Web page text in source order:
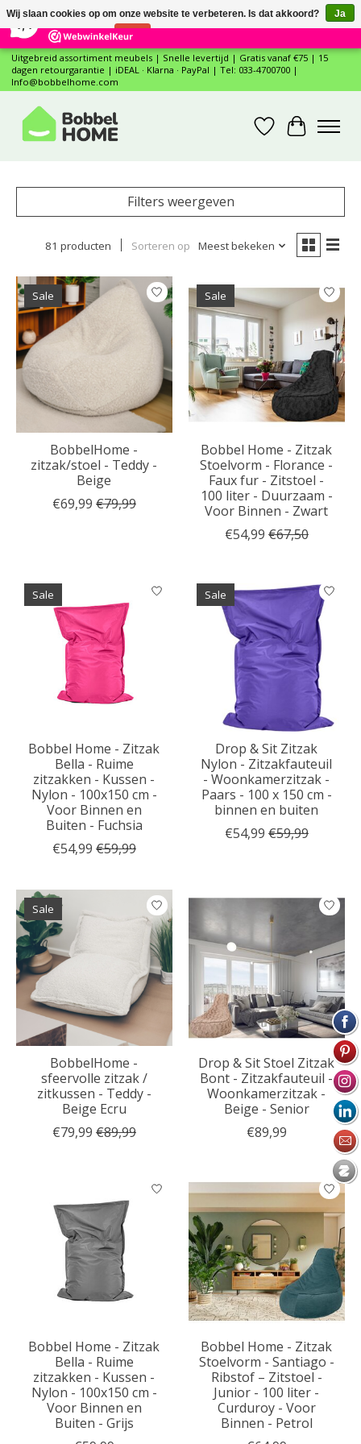
12 Reviews ×
Uitgebreid assortiment meubels | Snelle levertijd | Gratis vanaf €75 | 15
dagen retourgarantie | iDEAL · Klarna · PayPal | Tel: 033-4700700 |
Info@bobbelhome.com
Verlanglijst
Filters weergeven
81 producten Sorteren op Meest bekeken
Sale
BobbelHome -
zitzak/stoel - Teddy -
Beige
€69,99 €79,99
Sale
Bobbel Home - Zitzak
Stoelvorm - Florance -
Faux fur - Zitstoel -
100 liter - Duurzaam -
Voor Binnen - Zwart
€54,99 €67,50
Sale
Bobbel Home - Zitzak
Bella - Ruime
zitzakken - Kussen -
Nylon - 100x150 cm -
Voor Binnen en
Buiten - Fuchsia
€54,99 €59,99
Sale
Drop & Sit Zitzak
Nylon - Zitzakfauteuil
- Woonkamerzitzak -
Paars - 100 x 150 cm -
binnen en buiten
€54,99 €59,99
Sale
BobbelHome -
sfeervolle zitzak /
zitkussen - Teddy -
Beige Ecru
€79,99 €89,99
Drop & Sit Stoel Zitzak
Bont - Zitzakfauteuil -
Woonkamerzitzak -
Beige - Senior
€89,99
Bobbel Home - Zitzak
Bella - Ruime
zitzakken - Kussen -
Nylon - 100x150 cm -
Voor Binnen en
Buiten - Grijs
Bobbel Home - Zitzak
Stoelvorm - Santiago -
Ribstof – Zitstoel -
Junior - 100 liter -
Curduroy - Voor
Binnen - Petrol
Wij slaan cookies op om onze website te verbeteren. Is dat akkoord?
Ja
Nee